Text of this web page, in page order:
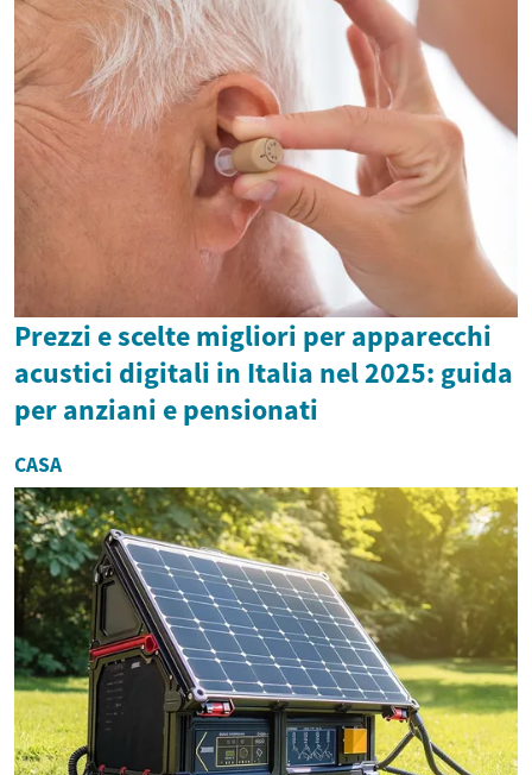
Prezzi e scelte migliori per apparecchi
acustici digitali in Italia nel 2025: guida
per anziani e pensionati
CASA